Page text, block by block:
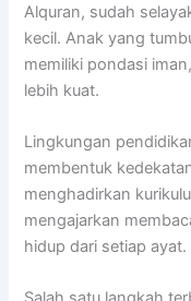
Alquran, sudah
kecil. Anak yang
memiliki pondasi
lebih kuat.
Lingkungan
membentuk
menghadirkan
mengajarkan
hidup dari setiap ayat.